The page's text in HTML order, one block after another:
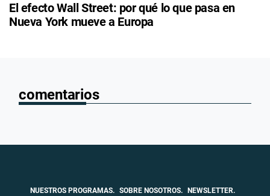
El efecto Wall Street: por qué lo que pasa en
Nueva York mueve a Europa
comentarios
NUESTROS PROGRAMAS. SOBRE NOSOTROS.
NEWSLETTER.